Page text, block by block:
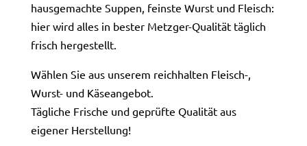
hausgemachte Suppen, feinste Wurst und Fleisch:
hier wird alles in bester Metzger-Qualität täglich
frisch hergestellt.
Wählen Sie aus unserem reichhalten Fleisch-,
Wurst- und Käseangebot.
Tägliche Frische und geprüfte Qualität aus
eigener Herstellung!